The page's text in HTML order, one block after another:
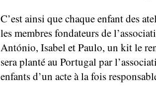
C’est ainsi que chaque enfant des
les membres fondateurs de
António, Isabel et Paulo, un kit le
sera planté au Portugal par
enfants d’un acte à la fois